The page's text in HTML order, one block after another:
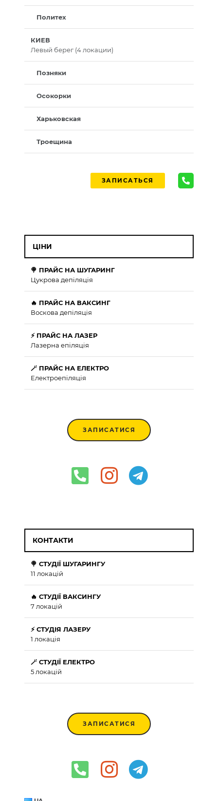
Политех
КИЕВ
Левый берег (4 локации)
Позняки
Осокорки
Харьковская
Троещина
ЗАПИСАТЬСЯ
ЦІНИ
🍭 ПРАЙС НА ШУГАРИНГ
Цукрова депіляція
🔥 ПРАЙС НА ВАКСИНГ
Воскова депіляція
⚡ ПРАЙС НА ЛАЗЕР
Лазерна епіляція
🪄 ПРАЙС НА ЕЛЕКТРО
Електроепіляція
ЗАПИСАТИСЯ
КОНТАКТИ
🍭 СТУДІЇ ШУГАРИНГУ
11 локацій
🔥 СТУДІЇ ВАКСИНГУ
7 локацій
⚡ СТУДІЯ ЛАЗЕРУ
1 локація
🪄 СТУДІЇ ЕЛЕКТРО
5 локацій
ЗАПИСАТИСЯ